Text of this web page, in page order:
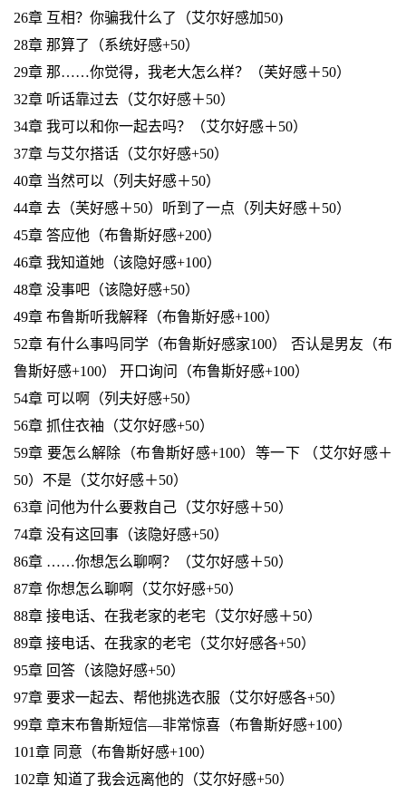
26章 互相？你骗我什么了（艾尔好感加50)
28章 那算了（系统好感+50）
29章 那……你觉得，我老大怎么样？（芙好感＋50）
32章 听话靠过去（艾尔好感＋50）
34章 我可以和你一起去吗？（艾尔好感＋50）
37章 与艾尔搭话（艾尔好感+50）
40章 当然可以（列夫好感＋50）
44章 去（芙好感＋50）听到了一点（列夫好感＋50）
45章 答应他（布鲁斯好感+200）
46章 我知道她（该隐好感+100）
48章 没事吧（该隐好感+50）
49章 布鲁斯听我解释（布鲁斯好感+100）
52章 有什么事吗同学（布鲁斯好感家100） 否认是男友（布
鲁斯好感+100） 开口询问（布鲁斯好感+100）
54章 可以啊（列夫好感+50）
56章 抓住衣袖（艾尔好感+50）
59章 要怎么解除（布鲁斯好感+100）等一下 （艾尔好感＋
50）不是（艾尔好感＋50）
63章 问他为什么要救自己（艾尔好感＋50）
74章 没有这回事（该隐好感+50）
86章 ……你想怎么聊啊？（艾尔好感＋50）
87章 你想怎么聊啊（艾尔好感+50）
88章 接电话、在我老家的老宅（艾尔好感＋50）
89章 接电话、在我家的老宅（艾尔好感各+50）
95章 回答（该隐好感+50）
97章 要求一起去、帮他挑选衣服（艾尔好感各+50）
99章 章末布鲁斯短信—非常惊喜（布鲁斯好感+100）
101章 同意（布鲁斯好感+100）
102章 知道了我会远离他的（艾尔好感+50）